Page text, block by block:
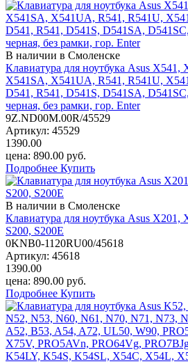
В наличии в Смоленске
Клавиатура для ноутбука Asus X541,
X541SA, X541UA, R541, R541U,
D541, R541, D541S, D541SA,
черная, без рамки, гор. Enter
9Z.ND00M.00R/45529
Артикул: 45529
1390.00
цена: 890.00 руб.
Подробнее Купить
В наличии в Смоленске
Клавиатура для ноутбука Asus
S200, S200E
0KNB0-1120RU00/45618
Артикул: 45618
1390.00
цена: 890.00 руб.
Подробнее Купить